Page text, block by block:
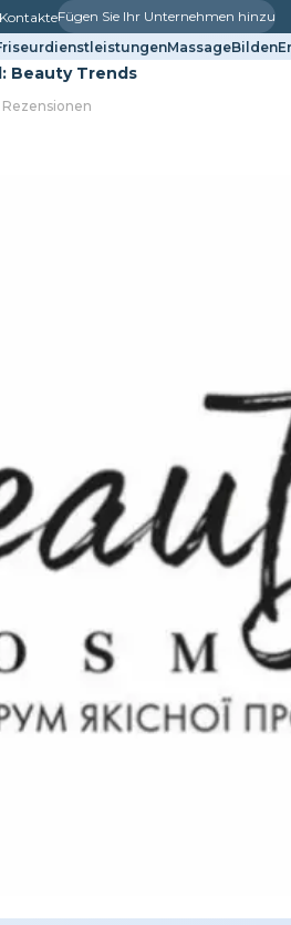
KontakteFügen Sie Ihr Unternehmen hinzu
MassageBilden
Beauty Trends
Rezensionen